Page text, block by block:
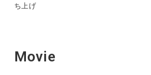
ち上げ
Movie